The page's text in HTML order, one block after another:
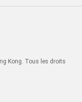
Kong. Tous les droits